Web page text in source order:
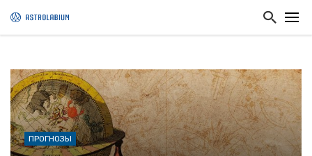
ПРОГНОЗЫ